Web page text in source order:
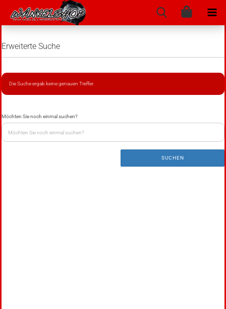
Erweiterte Suche
Die Suche ergab keine genauen Treffer.
Möchten Sie noch einmal suchen?
SUCHEN